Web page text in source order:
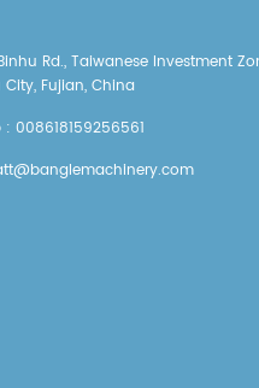
Rd., Taiwanese Investment
Fujian, China
: 008618159256561